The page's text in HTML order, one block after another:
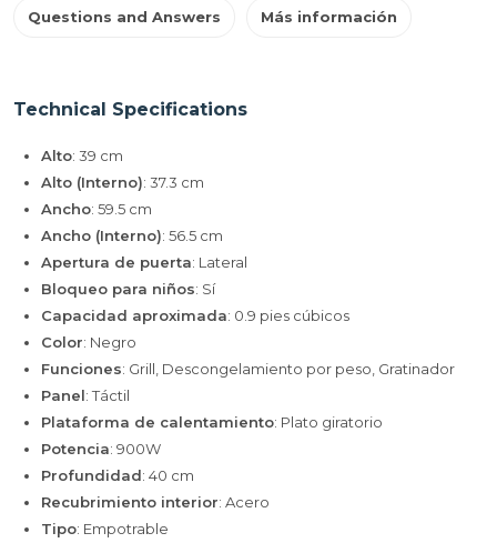
Questions and Answers Más información
Technical Specifications
Alto: 39 cm
Alto (Interno): 37.3 cm
Ancho: 59.5 cm
Ancho (Interno): 56.5 cm
Apertura de puerta: Lateral
Bloqueo para niños: Sí
Capacidad aproximada: 0.9 pies cúbicos
Color: Negro
Funciones: Grill, Descongelamiento por peso, Gratinador
Panel: Táctil
Plataforma de calentamiento: Plato giratorio
Potencia: 900W
Profundidad: 40 cm
Recubrimiento interior: Acero
Tipo: Empotrable